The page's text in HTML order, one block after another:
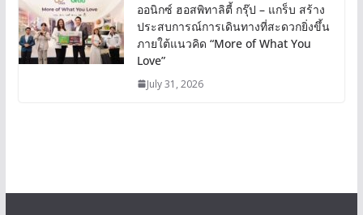
ออนิกซ์ ฮอสพิทาลิตี้ กรุ๊ป – แกร็บ สร้าง
ประสบการณ์การเดินทางที่สะดวกยิ่งขึ้น
ภายใต้แนวคิด “More of What You
Love”
July 31, 2026